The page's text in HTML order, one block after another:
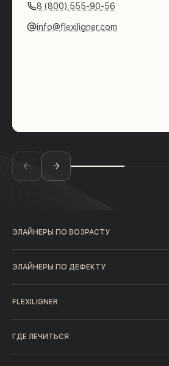
8 (800) 555-90-56
info@flexiligner.com
ЭЛАЙНЕРЫ ПО ВОЗРАСТУ
ЭЛАЙНЕРЫ ПО ДЕФЕКТУ
FLEXILIGNER
ГДЕ ЛЕЧИТЬСЯ